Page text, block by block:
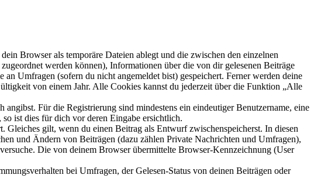
Browser als temporäre Dateien ablegt und die zwischen den einzelnen
werden können), Informationen über die von dir gelesenen Beiträge
Umfragen (sofern du nicht angemeldet bist) gespeichert. Ferner werden deine
von einem Jahr. Alle Cookies kannst du jederzeit über die Funktion „Alle
Für die Registrierung sind mindestens ein eindeutiger Benutzername, eine
ist dies für dich vor deren Eingabe ersichtlich.
Gleiches gilt, wenn du einen Beitrag als Entwurf zwischenspeicherst. In diesen
und Ändern von Beiträgen (dazu zählen Private Nachrichten und Umfragen),
Die von deinem Browser übermittelte Browser-Kennzeichnung (User
bei Umfragen, der Gelesen-Status von deinen Beiträgen oder